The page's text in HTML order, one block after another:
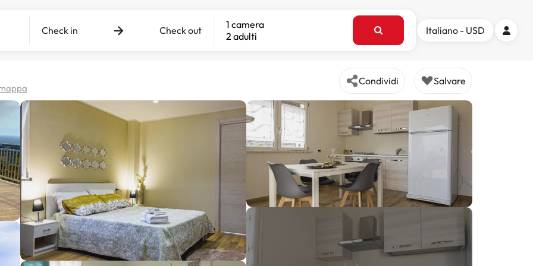
Check in Check out
1 camera
2 adulti
Italiano - USD
Condividi Salvare